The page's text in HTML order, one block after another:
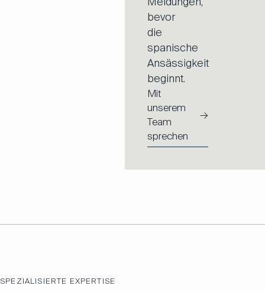
bevor
die
spanische
Ansässigkeit
beginnt.
Mit
unserem
Team
sprechen
→
SPEZIALISIERTE EXPERTISE